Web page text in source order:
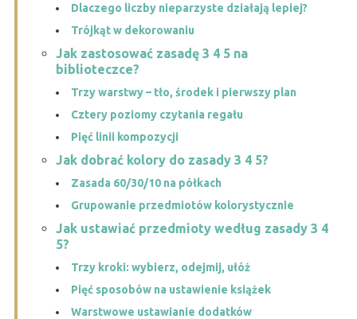
Dlaczego liczby nieparzyste działają lepiej?
Trójkąt w dekorowaniu
Jak zastosować zasadę 3 4 5 na
biblioteczce?
Trzy warstwy – tło, środek i pierwszy plan
Cztery poziomy czytania regału
Pięć linii kompozycji
Jak dobrać kolory do zasady 3 4 5?
Zasada 60/30/10 na półkach
Grupowanie przedmiotów kolorystycznie
Jak ustawiać przedmioty według zasady 3 4
5?
Trzy kroki: wybierz, odejmij, ułóż
Pięć sposobów na ustawienie książek
Warstwowe ustawianie dodatków